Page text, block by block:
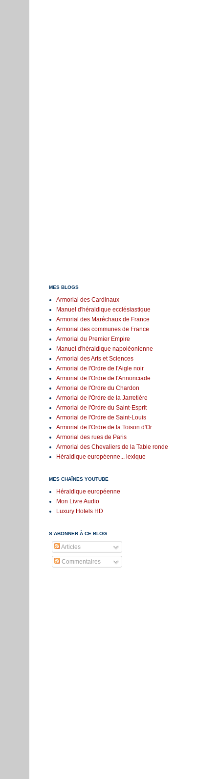
MES BLOGS
Armorial des Cardinaux
Manuel d'héraldique ecclésiastique
Armorial des Maréchaux de France
Armorial des communes de France
Armorial du Premier Empire
Manuel d'héraldique napoléonienne
Armorial des Arts et Sciences
Armorial de l'Ordre de l'Aigle noir
Armorial de l'Ordre de l'Annonciade
Armorial de l'Ordre du Chardon
Armorial de l'Ordre de la Jarretière
Armorial de l'Ordre du Saint-Esprit
Armorial de l'Ordre de Saint-Louis
Armorial de l'Ordre de la Toison d'Or
Armorial des rues de Paris
Armorial des Chevaliers de la Table ronde
Héraldique européenne... lexique
MES CHAÎNES YOUTUBE
Héraldique européenne
Mon Livre Audio
Luxury Hotels HD
S’ABONNER À CE BLOG
Articles
Commentaires